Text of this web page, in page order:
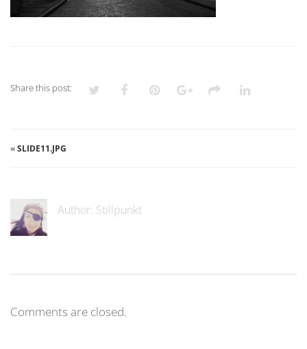
Share this post:
«SLIDE11.JPG
Author: Stillpunkt
Comments are closed.